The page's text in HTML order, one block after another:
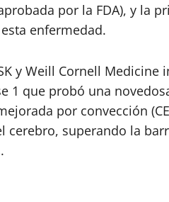
por la FDA), y la
enfermedad.
y Weill Cornell Medicine
1 que probó una
por convección
cerebro, superando la